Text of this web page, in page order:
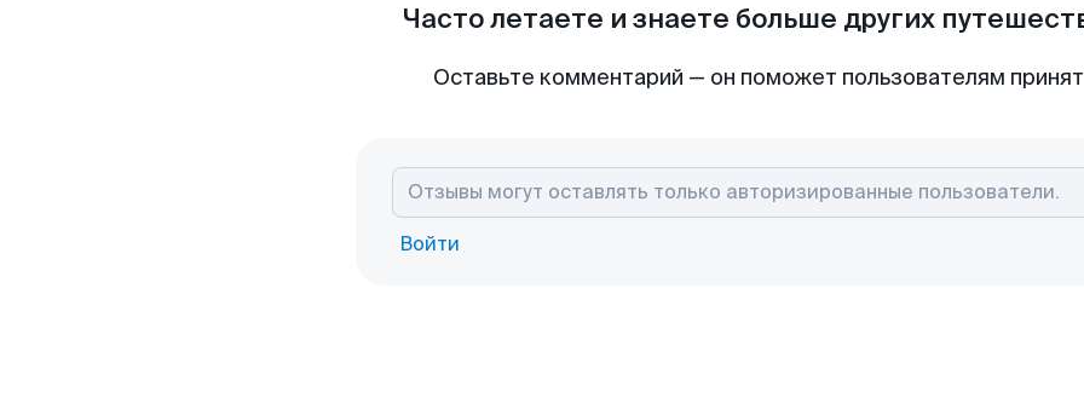
Часто летаете и знаете больше других
Оставьте комментарий — он поможет пользователям
Войти